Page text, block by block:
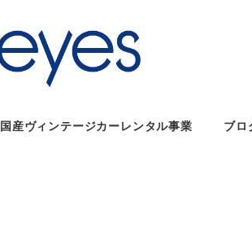
国産ヴィンテージカーレンタル事業 ブロ